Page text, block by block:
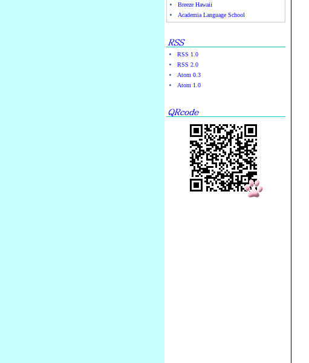
Breeze Hawaii
Academia Language School
RSS 1.0
RSS 2.0
Atom 0.3
Atom 1.0